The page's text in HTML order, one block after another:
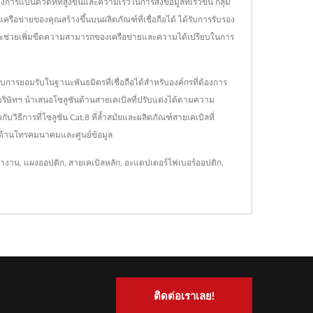
การแบนด์วิดท์ที่สูงขึ้นและความเร็วในการส่งข้อมูลที่เร็วขึ้น กลุ่ม
ครือข่ายของคุณสร้างขึ้นบนผลิตภัณฑ์ที่เชื่อถือได้ ได้รับการรับรอง
วยเพิ่มขีดความสามารถของเครือข่ายและความได้เปรียบในการ
การยอมรับในฐานะพันธมิตรที่เชื่อถือได้สำหรับองค์กรที่ต้องการ
ษัทฯ นำเสนอโซลูชันด้านสายเคเบิลที่ปรับแต่งได้ตามความ
บวิธีการที่โซลูชัน Cat.8 ที่ล้ำสมัยและผลิตภัณฑ์สายเคเบิลที่
านโทรคมนาคมและศูนย์ข้อมูล
งาน แผงออปติก สายเคเบิลหลัก อะแดปเตอร์ไฟเบอร์ออปติก
ติดต่อเราเลย!